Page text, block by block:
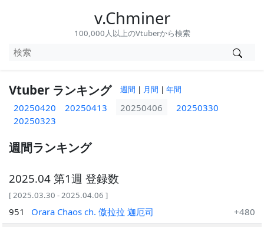
v.Chminer
100,000人以上のVtuberから検索
Vtuber ランキング 週間 | 月間 | 年間
20250420 20250413 20250406
20250330
20250323
週間ランキング
2025.04 第1週 登録数
[ 2025.03.30 - 2025.04.06 ]
951 Orara Chaos ch. 傲拉拉 迦厄司
+480